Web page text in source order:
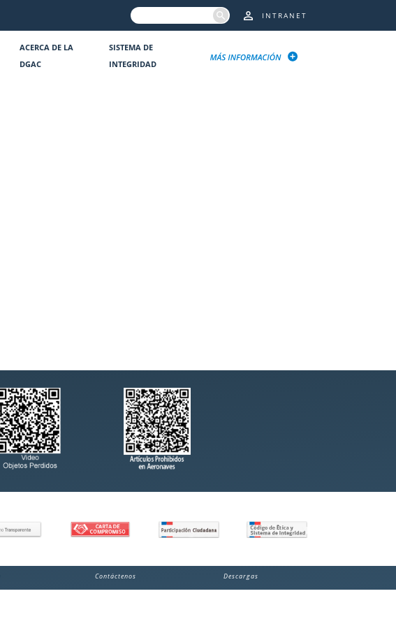
INTRANET
ACERCA DE LA
DGAC
SISTEMA DE
INTEGRIDAD
Contáctenos Descargas